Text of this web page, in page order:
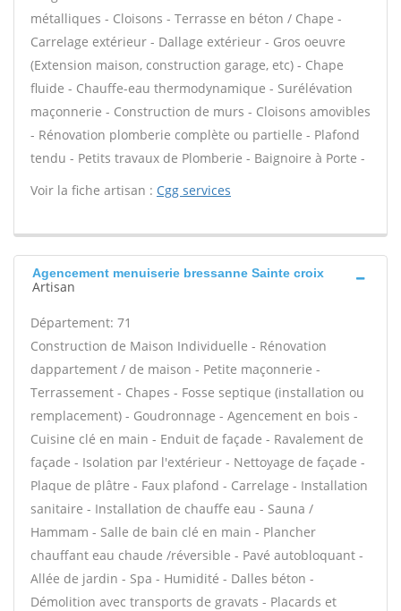
métalliques - Cloisons - Terrasse en béton / Chape -
Carrelage extérieur - Dallage extérieur - Gros oeuvre
(Extension maison, construction garage, etc) - Chape
fluide - Chauffe-eau thermodynamique - Surélévation
maçonnerie - Construction de murs - Cloisons amovibles
- Rénovation plomberie complète ou partielle - Plafond
tendu - Petits travaux de Plomberie - Baignoire à Porte -
Voir la fiche artisan : Cgg services
Agencement menuiserie bressanne Sainte croix
Artisan
Département: 71
Construction de Maison Individuelle - Rénovation
dappartement / de maison - Petite maçonnerie -
Terrassement - Chapes - Fosse septique (installation ou
remplacement) - Goudronnage - Agencement en bois -
Cuisine clé en main - Enduit de façade - Ravalement de
façade - Isolation par l'extérieur - Nettoyage de façade -
Plaque de plâtre - Faux plafond - Carrelage - Installation
sanitaire - Installation de chauffe eau - Sauna /
Hammam - Salle de bain clé en main - Plancher
chauffant eau chaude /réversible - Pavé autobloquant -
Allée de jardin - Spa - Humidité - Dalles béton -
Démolition avec transports de gravats - Placards et